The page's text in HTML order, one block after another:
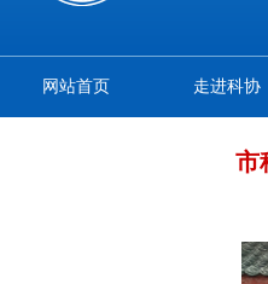
网站首页 走进科协
市